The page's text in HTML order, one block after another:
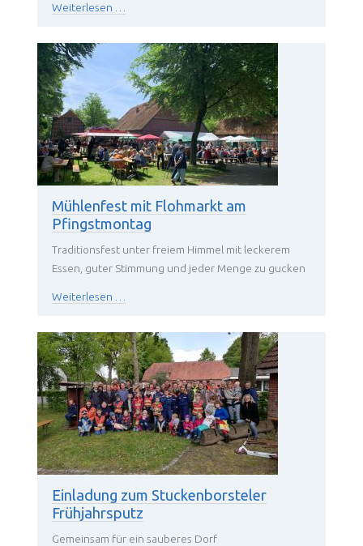
Weiterlesen …
Wikingerschach!
Mühlenfest mit Flohmarkt am
Pfingstmontag
Traditionsfest unter freiem Himmel mit leckerem
Essen, guter Stimmung und jeder Menge zu gucken
Weiterlesen …
Flohmarkt
am
Pfingstmontag
Einladung zum Stuckenborsteler
Frühjahrsputz
Gemeinsam für ein sauberes Dorf